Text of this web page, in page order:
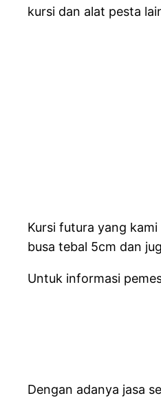
kursi dan alat pesta
Kursi futura yang
busa tebal 5cm dan
Untuk informasi
Dengan adanya jasa